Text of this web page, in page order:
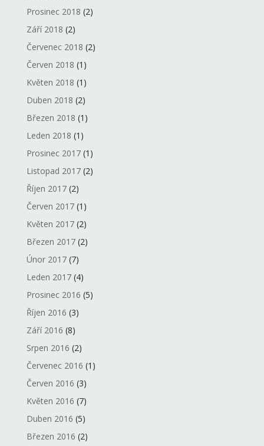
Prosinec 2018 (2)
Září 2018 (2)
Červenec 2018 (2)
Červen 2018 (1)
Květen 2018 (1)
Duben 2018 (2)
Březen 2018 (1)
Leden 2018 (1)
Prosinec 2017(1)
Listopad 2017(2)
Říjen 2017(2)
Červen 2017(1)
Květen 2017(2)
Březen 2017(2)
Únor 2017(7)
Leden 2017(4)
Prosinec 2016 (5)
Říjen 2016 (3)
Září 2016 (8)
Srpen 2016 (2)
Červenec 2016 (1)
Červen 2016 (3)
Květen 2016 (7)
Duben 2016 (5)
Březen 2016 (2)